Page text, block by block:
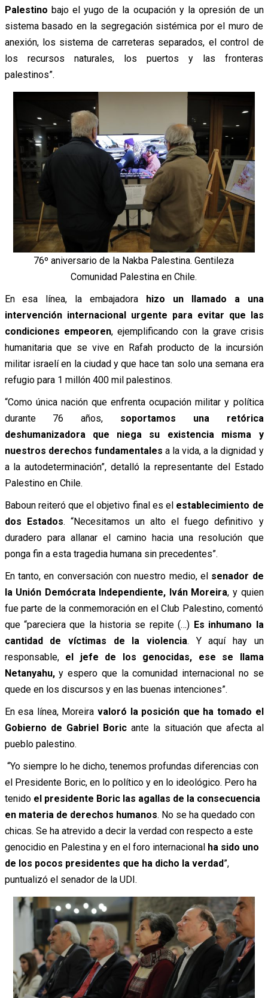
Palestino bajo el yugo de la ocupación y la opresión de un
sistema basado en la segregación sistémica por el muro de
anexión, los sistema de carreteras separados, el control de
los recursos naturales, los puertos y las fronteras
palestinos”.
76º aniversario de la Nakba Palestina. Gentileza
Comunidad Palestina en Chile.
En esa línea, la embajadora
hizo un llamado a una
intervención internacional urgente para evitar que las
condiciones empeoren, ejemplificando con la grave crisis
humanitaria que se vive en Rafah producto de la incursión
militar israelí en la ciudad y que hace tan solo una semana era
refugio para 1 millón 400 mil palestinos.
“Como única nación que enfrenta ocupación militar y política
durante 76 años, soportamos una retórica
deshumanizadora que niega su existencia misma y
nuestros derechos fundamentales a la vida, a la dignidad y
a la autodeterminación”, detalló la representante del Estado
Palestino en Chile.
Baboun reiteró que el objetivo final es el establecimiento de
dos Estados. “Necesitamos un alto el fuego definitivo y
duradero para allanar el camino hacia una resolución que
ponga fin a esta tragedia humana sin precedentes”.
En tanto, en conversación con nuestro medio, el senador de
la Unión Demócrata Independiente, Iván Moreira, y quien
fue parte de la conmemoración en el Club Palestino, comentó
que “pareciera que la historia se repite (…) Es inhumano la
cantidad de víctimas de la violencia. Y aquí hay un
responsable,el jefe de los genocidas, ese se llama
Netanyahu,y espero que la comunidad internacional no se
quede en los discursos y en las buenas intenciones”.
En esa línea, Moreira valoró la posición que ha tomado el
Gobierno de Gabriel Boricante la situación que afecta al
pueblo palestino.
“Yo siempre lo he dicho, tenemos profundas diferencias con
el Presidente Boric, en lo político y en lo ideológico. Pero ha
tenido el presidente Boric las agallas de la consecuencia
en materia de derechos humanos. No se ha quedado con
chicas. Se ha atrevido a decir la verdad con respecto a este
genocidio en Palestina y en el foro internacional ha sido uno
de los pocos presidentes que ha dicho la verdad”,
puntualizó el senador de la UDI.